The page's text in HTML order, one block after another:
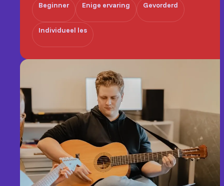
Beginner Enige ervaring Gevorderd
Individueel les